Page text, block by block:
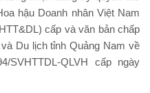
hậu Doanh nhân Việt Nam
cấp và văn bản chấp
Du lịch tỉnh Quảng Nam về
QLVH cấp ngày